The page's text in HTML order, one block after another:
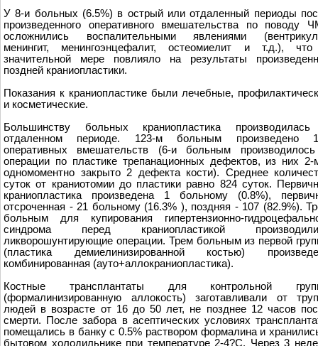
У 8-и больных (6.5%) в острый или отдаленный периоды
произведенного оперативного вмешательства по поводу
осложнились воспалительными явлениями
менингит, менингоэнцефалит, остеомиелит и т.д.),
значительной мере повлияло на результаты
поздней краниопластики.
Показания к краниопластике были лечебные,
и косметические.
Большинству больных краниопластика
отдаленном периоде. 123-м больным произведено
оперативных вмешательств (6-и больным
операции по пластике трепанационных дефектов, из них
одномоментно закрыто 2 дефекта кости). Среднее
суток от краниотомии до пластики равно 824 суток.
краниопластика произведена 1 больному (0.8%),
отсроченная - 21 больному (16.3% ), поздняя - 107 (82.9%).
больным для купирования гипертензионно-
синдрома перед краниопластикой
ликворошунтирующие операции. Трем больным из первой
(пластика демиелинизированной костью)
комбинированная (ауто+аллокраниопластика).
Костные трансплантаты для контрольной
(формалинизированную аллокость) заготавливали от
людей в возрасте от 16 до 50 лет, не позднее 12 часов
смерти. После забора в асептических условиях
помещались в банку с 0.5% раствором формалина и
бытовом холодильнике при температуре 2-4?С. Через 3